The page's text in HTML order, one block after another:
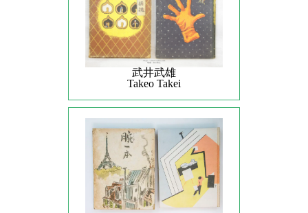
武井武雄
Takeo Takei